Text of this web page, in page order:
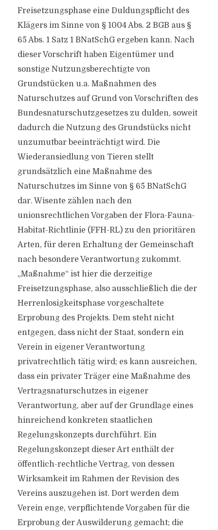
Freisetzungsphase eine Duldungspflicht des
Klägers im Sinne von § 1004 Abs. 2 BGB aus §
65 Abs. 1 Satz 1 BNatSchG ergeben kann. Nach
dieser Vorschrift haben Eigentümer und
sonstige Nutzungsberechtigte von
Grundstücken u.a. Maßnahmen des
Naturschutzes auf Grund von Vorschriften des
Bundesnaturschutzgesetzes zu dulden, soweit
dadurch die Nutzung des Grundstücks nicht
unzumutbar beeinträchtigt wird. Die
Wiederansiedlung von Tieren stellt
grundsätzlich eine Maßnahme des
Naturschutzes im Sinne von § 65 BNatSchG
dar. Wisente zählen nach den
unionsrechtlichen Vorgaben der Flora-Fauna-
Habitat-Richtlinie (FFH-RL) zu den prioritären
Arten, für deren Erhaltung der Gemeinschaft
nach besondere Verantwortung zukommt.
„Maßnahme“ ist hier die derzeitige
Freisetzungsphase, also ausschließlich die der
Herrenlosigkeitsphase vorgeschaltete
Erprobung des Projekts. Dem steht nicht
entgegen, dass nicht der Staat, sondern ein
Verein in eigener Verantwortung
privatrechtlich tätig wird; es kann ausreichen,
dass ein privater Träger eine Maßnahme des
Vertragsnaturschutzes in eigener
Verantwortung, aber auf der Grundlage eines
hinreichend konkreten staatlichen
Regelungskonzepts durchführt. Ein
Regelungskonzept dieser Art enthält der
öffentlich-rechtliche Vertrag, von dessen
Wirksamkeit im Rahmen der Revision des
Vereins auszugehen ist. Dort werden dem
Verein enge, verpflichtende Vorgaben für die
Erprobung der Auswilderung gemacht; die